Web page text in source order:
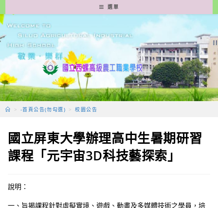
轉
至
要
容
選單
> -首頁公告(勿勾選) > 校園公告
國立屏東大學辦理高中生暑期研習
課程「元宇宙3D科技藝探索」
說明：
一、旨揭課程針對虛擬實境、遊戲、動畫及多媒體技術之學員，培